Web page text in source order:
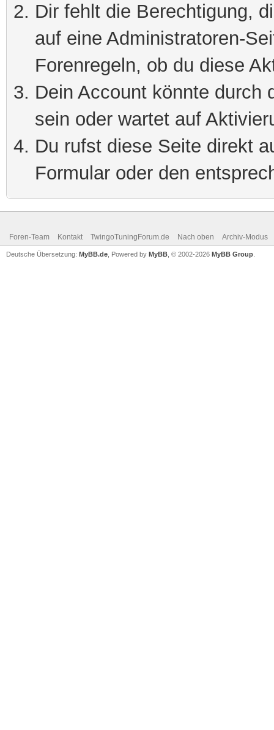
Dir fehlt die Berechtigung,
auf eine Administratoren-
Forenregeln, ob du diese
Dein Account könnte durch
sein oder wartet auf
Du rufst diese Seite direkt
Formular oder den
Foren-Team Kontakt TwingoTuningForum.de Nach oben Archiv-Modus
Deutsche Übersetzung: MyBB.de , Powered by MyBB , © 2002-2026 MyBB Group